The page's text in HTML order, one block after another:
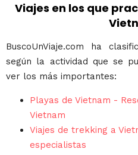
Viajes en los que
BuscoUnViaje.com ha
según la actividad que se
ver los más importantes:
Playas de Vietnam -
Vietnam
Viajes de trekking a
especialistas